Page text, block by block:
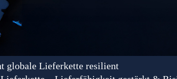
globale Lieferkette resilient